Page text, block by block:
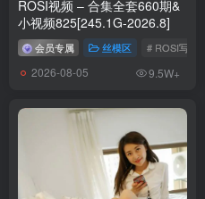
ROSI视频 – 合集全套660期&
小视频825[245.1G-2026.8]
会员专属 丝模区 # ROSI写真
2026-08-05 9.5W+